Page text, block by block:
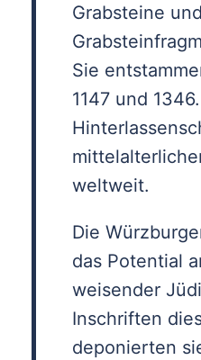
Grabsteine und
Sie
1147 und
weltweit.
Die
das Potential
weisender
Inschriften
deponierten